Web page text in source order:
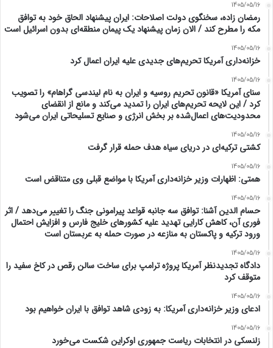
1405/05/16
رمضان زاده، سخنگوی دولت اصلاحات: ایران پیشنهاد الحاق خود به توافق
مکه را مطرح کند / الان زمان پیشنهاد یک پیمان منطقه‌ای بدون اسرائیل است
1405/05/16
خزانه‌داری آمریکا تحریم‌های جدیدی علیه ایران اعمال کرد
1405/05/16
سنای آمریکا «قانون تحریم روسیه و ایران به نام لیندسی گراهام» را تصویب
کرد / این لایحه تحریم‌های ایران را تمدید می‌کند و مانع از انقضای
محدودیت‌های اعمال‌شده بر بخش انرژی و صنایع تسلیحاتی ایران می‌شود
1405/05/16
کشتی ترکیه‌ای در دریای سیاه هدف حمله قرار گرفت
1405/05/16
همتی: اظهارات وزیر خزانه‌داری آمریکا با مواضع قبلی وی متناقض است
1405/05/16
حسام الدین آشنا: توافق سه جانبه قواعد پیرامونی جنگ را تغییر می‌دهد / اثر
فوری آن، کاهش کارایی تهدید علیه کشور‌های خلیج فارس و افزایش احتمال
ورود ترکیه و پاکستان به منازعه در صورت حمله به عربستان است
1405/05/16
دادگاه تجدیدنظر آمریکا پروژه ترامپ برای ساخت سالن رقص در کاخ سفید را
متوقف کرد
1405/05/16
ادعای وزیر خزانه‌داری آمریکا: به زودی شاهد توافق با ایران خواهیم بود
1405/05/16
زلنسکی در انتخابات ریاست جمهوری اوکراین شکست می‌خورد